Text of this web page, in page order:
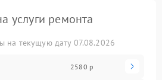
услуги ремонта
на текущую дату 07.08.2026
2580 р